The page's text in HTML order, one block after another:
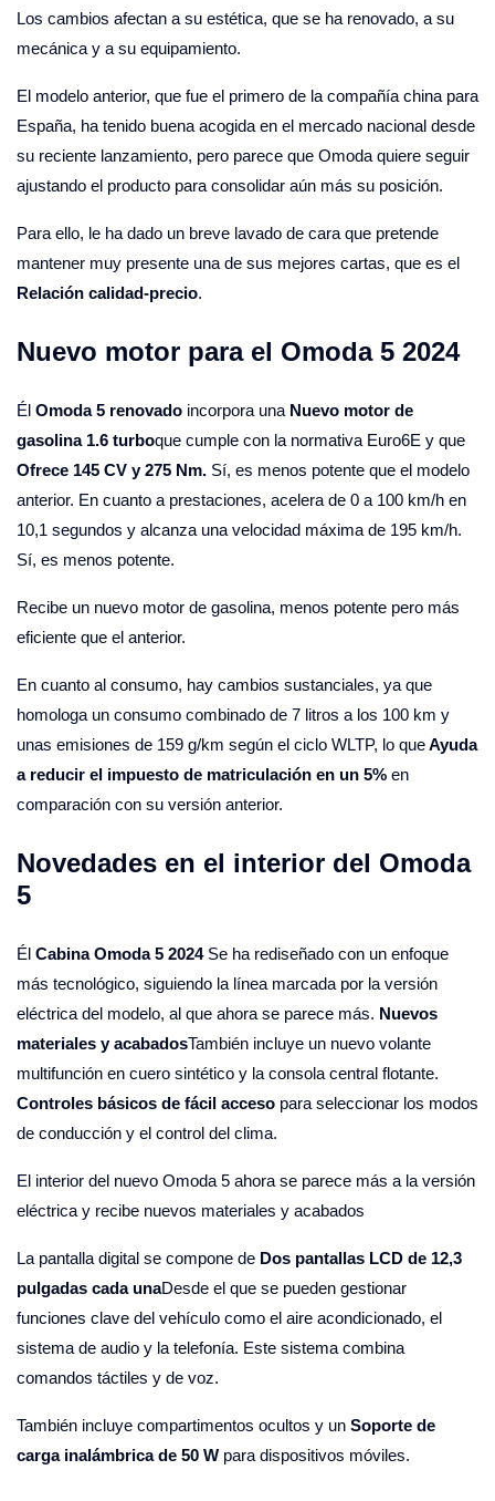
Los cambios afectan a su estética, que se ha renovado, a su
mecánica y a su equipamiento.
El modelo anterior, que fue el primero de la compañía china para
España, ha tenido buena acogida en el mercado nacional desde
su reciente lanzamiento, pero parece que Omoda quiere seguir
ajustando el producto para consolidar aún más su posición.
Para ello, le ha dado un breve lavado de cara que pretende
mantener muy presente una de sus mejores cartas, que es el
Relación calidad-precio.
Nuevo motor para el Omoda 5 2024
Él Omoda 5 renovado incorpora una Nuevo motor de
gasolina 1.6 turboque cumple con la normativa Euro6E y que
Ofrece 145 CV y ​​275 Nm. Sí, es menos potente que el modelo
anterior. En cuanto a prestaciones, acelera de 0 a 100 km/h en
10,1 segundos y alcanza una velocidad máxima de 195 km/h.
Sí, es menos potente.
Recibe un nuevo motor de gasolina, menos potente pero más
eficiente que el anterior.
En cuanto al consumo, hay cambios sustanciales, ya que
homologa un consumo combinado de 7 litros a los 100 km y
unas emisiones de 159 g/km según el ciclo WLTP, lo queAyuda
a reducir el impuesto de matriculación en un 5% en
comparación con su versión anterior.
Novedades en el interior del Omoda
5
Él Cabina Omoda 5 2024Se ha rediseñado con un enfoque
más tecnológico, siguiendo la línea marcada por la versión
eléctrica del modelo, al que ahora se parece más. Nuevos
materiales y acabadosTambién incluye un nuevo volante
multifunción en cuero sintético y la consola central flotante.
Controles básicos de fácil acceso para seleccionar los modos
de conducción y el control del clima.
El interior del nuevo Omoda 5 ahora se parece más a la versión
eléctrica y recibe nuevos materiales y acabados
La pantalla digital se compone de Dos pantallas LCD de 12,3
pulgadas cada unaDesde el que se pueden gestionar
funciones clave del vehículo como el aire acondicionado, el
sistema de audio y la telefonía. Este sistema combina
comandos táctiles y de voz.
También incluye compartimentos ocultos y un Soporte de
carga inalámbrica de 50 W para dispositivos móviles.